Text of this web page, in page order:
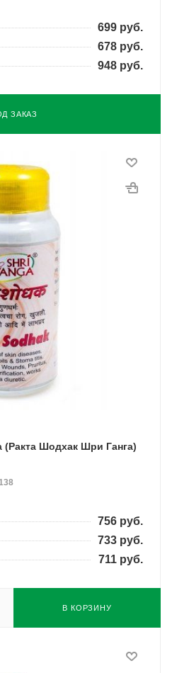
699 руб.
678 руб.
948 руб.
ЗАКАЗ
(Ракта Шодхак Шри Ганга)
756 руб.
733 руб.
711 руб.
В КОРЗИНУ